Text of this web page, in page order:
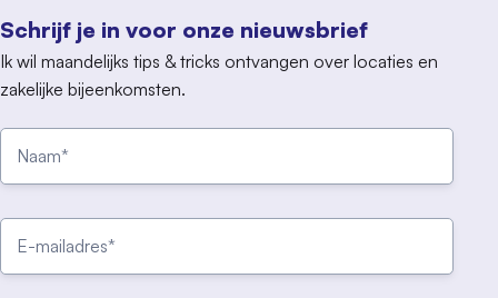
Schrijf je in voor onze nieuwsbrief
Ik wil maandelijks tips & tricks ontvangen over locaties en
zakelijke bijeenkomsten.